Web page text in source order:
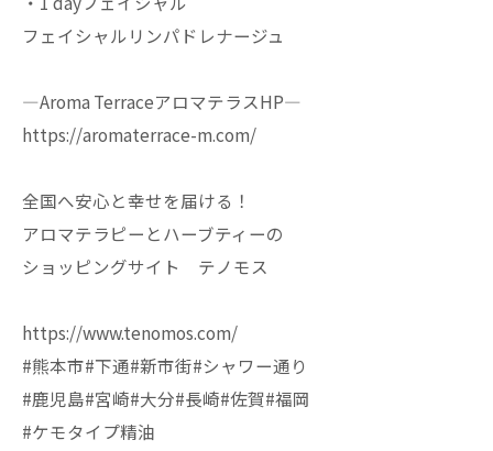
フェイシャルリンパドレナージュ
—Aroma TerraceアロマテラスHP—
https://aromaterrace-m.com/
全国へ安心と幸せを届ける！
アロマテラピーとハーブティーの
ショッピングサイト テノモス
https://www.tenomos.com/
#熊本市#下通#新市街#シャワー通り
#鹿児島#宮崎#大分#長崎#佐賀#福岡
#ケモタイプ精油